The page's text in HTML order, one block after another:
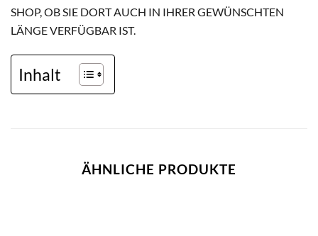
SHOP, OB SIE DORT AUCH IN IHRER GEWÜNSCHTEN
LÄNGE VERFÜGBAR IST.
Inhalt
ÄHNLICHE PRODUKTE